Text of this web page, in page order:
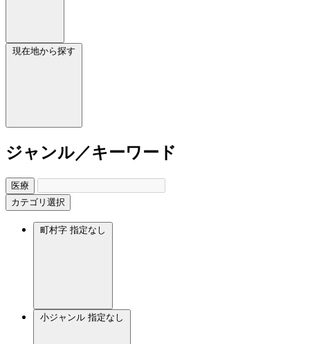
現在地から探す
ジャンル／キーワード
医療
カテゴリ選択
町村字 指定なし
小ジャンル 指定なし